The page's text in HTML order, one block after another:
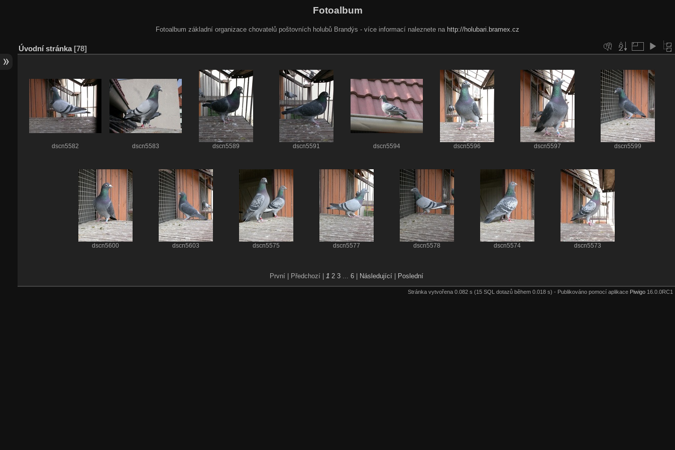
Fotoalbum
Fotoalbum základní organizace chovatelů poštovních holubů Brandýs - více informací naleznete na http://holubari.bramex.cz
Úvodní stránka 78
dscn5582 dscn5583 dscn5589 dscn5591 dscn5594 dscn5596 dscn5597 dscn5599
dscn5600 dscn5603 dscn5575 dscn5577 dscn5578 dscn5574 dscn5573
První | Předchozí | 1 2 3... 6 | Následující | Poslední
Stránka vytvořena 0.082 s (15 SQL dotazů během 0.018 s) - Publikováno pomocí aplikace Piwigo 16.0.0RC1